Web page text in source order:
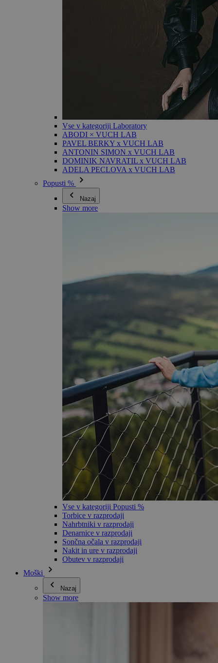
Vse v kategoriji Laboratory
ABODI × VUCH LAB
PAVEL BERKY x VUCH LAB
ANTONIN SIMON x VUCH LAB
DOMINIK NAVRATIL x VUCH LAB
ADELA PECLOVA x VUCH LAB
Popusti %
Nazaj
Show more
Vse v kategoriji Popusti %
Torbice v razprodaji
Nahrbtniki v razprodaji
Denarnice v razprodaji
Sončna očala v razprodaji
Nakit in ure v razprodaji
Obutev v razprodaji
Moški
Nazaj
Show more